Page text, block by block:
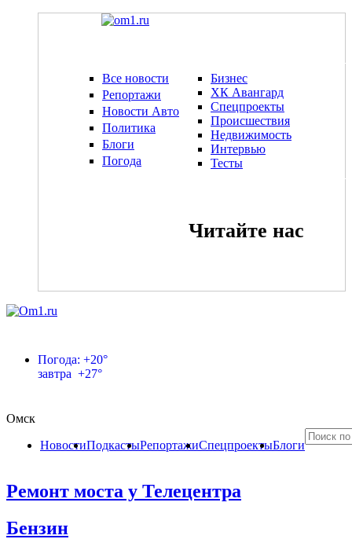
Все новости
Репортажи
Новости Авто
Политика
Блоги
Погода
Бизнес
ХК Авангард
Спецпроекты
Происшествия
Недвижимость
Интервью
Тесты
Читайте нас
Погода: +20°
завтра +27°
Омск
НовостиПодкастыРепортажиСпецпроектыБлоги
Ремонт моста у Телецентра
Бензин